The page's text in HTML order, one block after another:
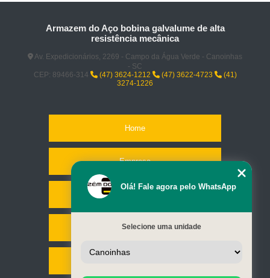
Armazem do Aço bobina galvalume de alta
resistência mecânica
Av. Expedicionários, 2269 - Campo da Água Verde - Canoinhas
- SC
CEP: 89466-314
(47) 3624-1212 (47) 3622-4723
(41)
3274-1226
Home
Empresa
Serviços
Olá! Fale agora pelo WhatsApp
Selecione uma unidade